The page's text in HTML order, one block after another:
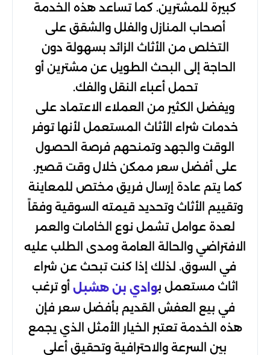
كبيرة للمشترين. كما تساعد هذه الخدمة
أصحاب المنازل والفلل والشقق على
التخلص من الأثاث الزائد بسهولة دون
الحاجة إلى البحث الطويل عن مشترين أو
تحمل أعباء النقل والفك.
ويفضل الكثير من العملاء الاعتماد على
خدمات شراء الأثاث المستعمل لأنها توفر
الوقت والجهد وتمنحهم فرصة الحصول
على أفضل سعر ممكن خلال وقت قصير.
كما يتم عادة إرسال فريق مختص للمعاينة
وتقييم الأثاث وتحديد قيمته السوقية وفقاً
لعدة عوامل تشمل نوع الخامات والعمر
الافتراضي والحالة العامة ومدى الطلب عليه
في السوق. لذلك إذا كنت تبحث عن شراء
اثاث مستعمل بوادي بن هشبل أو ترغب
في بيع العفش القديم بأفضل سعر فإن
هذه الخدمة تعتبر الخيار الأمثل الذي يجمع
بين السرعة والاحترافية وتحقيق أعلى